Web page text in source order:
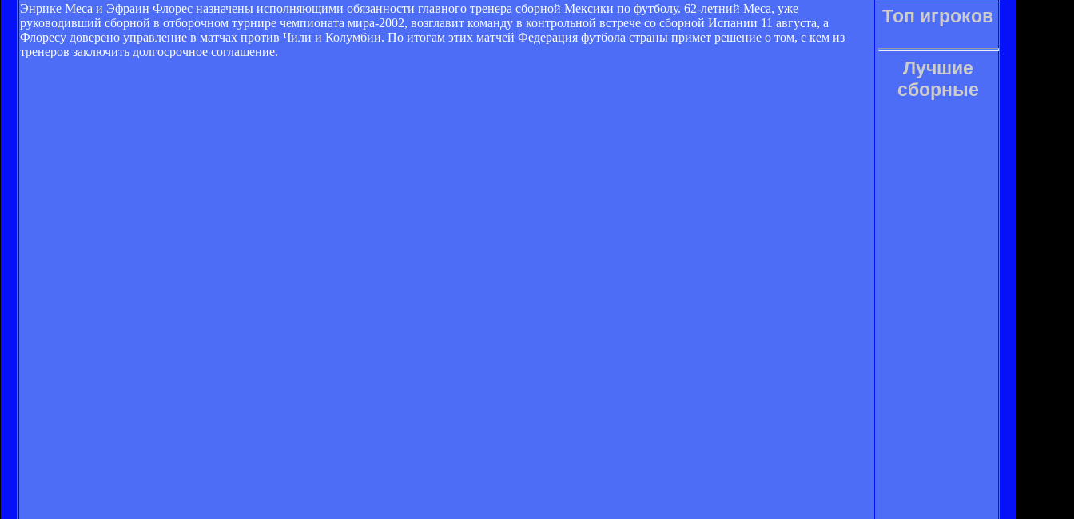
Энрике Меса и Эфраин Флорес назначены исполняющими обязанности главного тренера сборной Мексики по футболу. 62-летний Меса, уже
руководивший сборной в отборочном турнире чемпионата мира-2002, возглавит команду в контрольной встрече со сборной Испании 11 августа, а
Флоресу доверено управление в матчах против Чили и Колумбии. По итогам этих матчей Федерация футбола страны примет решение о том, с кем из
тренеров заключить долгосрочное соглашение.
Топ игроков
Лучшие
сборные